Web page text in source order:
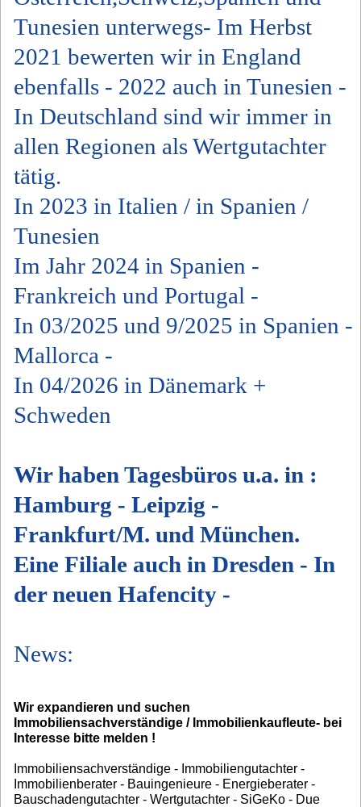
Tunesien unterwegs- Im Herbst
2021 bewerten wir in England
ebenfalls - 2022 auch in Tunesien -
In Deutschland sind wir immer in
allen Regionen als Wertgutachter
tätig.
In 2023 in Italien / in Spanien /
Tunesien
Im Jahr 2024 in Spanien -
Frankreich und Portugal -
In 03/2025 und 9/2025 in Spanien -
Mallorca -
In 04/2026 in Dänemark +
Schweden
Wir haben Tagesbüros u.a. in :
Hamburg - Leipzig -
Frankfurt/M. und München.
Eine Filiale auch in Dresden - In
der neuen Hafencity -
News:
Wir expandieren und suchen
Immobiliensachverständige / Immobilienkaufleute- bei
Interesse bitte melden !
Immobiliensachverständige - Immobiliengutachter -
Immobilienberater - Bauingenieure - Energieberater -
Bauschadengutachter - Wertgutachter - SiGeKo - Due